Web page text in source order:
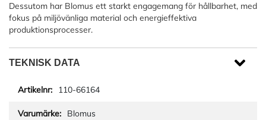
Dessutom har Blomus ett starkt engagemang för hållbarhet, med
fokus på miljövänliga material och energieffektiva
produktionsprocesser.
TEKNISK DATA
110-66164
Blomus